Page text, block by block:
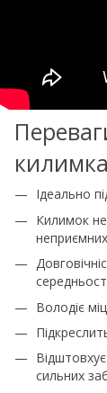
Ідеально
Килимок
Володіє
сильних